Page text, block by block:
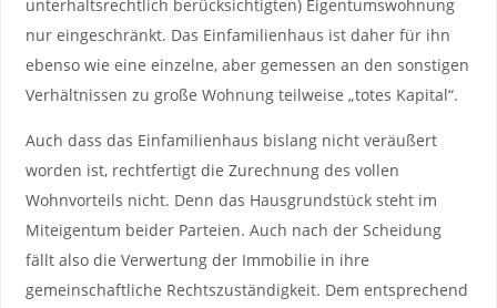
unterhaltsrechtlich berücksichtigten) Eigentumswohnung
nur eingeschränkt. Das Einfamilienhaus ist daher für ihn
ebenso wie eine einzelne, aber gemessen an den sonstigen
Verhältnissen zu große Wohnung teilweise „totes Kapital“.
Auch dass das Einfamilienhaus bislang nicht veräußert
worden ist, rechtfertigt die Zurechnung des vollen
Wohnvorteils nicht. Denn das Hausgrundstück steht im
Miteigentum beider Parteien. Auch nach der Scheidung
fällt also die Verwertung der Immobilie in ihre
gemeinschaftliche Rechtszuständigkeit. Dem entsprechend